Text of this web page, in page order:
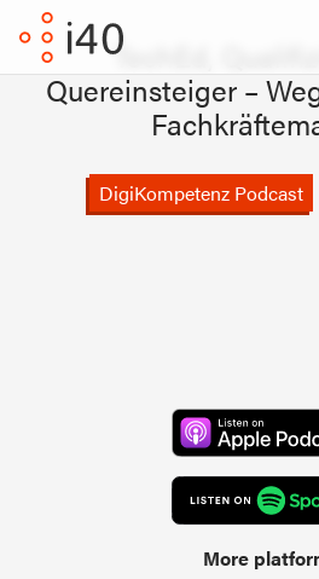
TechEd,
Quereinsteiger –
DigiKompetenz Podcast
More